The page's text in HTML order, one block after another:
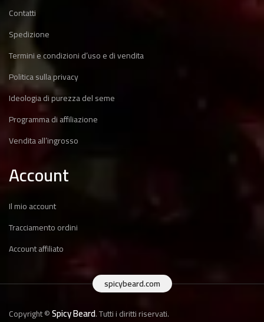
Contatti
Spedizione
Termini e condizioni d’uso e di vendita
Politica sulla privacy
Ideologia di purezza del seme
Programma di affiliazione
Vendita all’ingrosso
Account
Il mio account
Tracciamento ordini
Account affiliato
spicybeard.com
Copyright ©Spicy Beard. Tutti i diritti riservati.